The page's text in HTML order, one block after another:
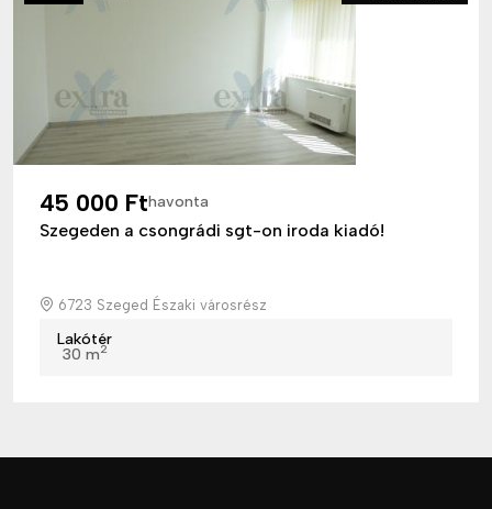
45 000 Fthavonta
Szegeden a csongrádi sgt-on iroda kiadó!
6723 Szeged Északi városrész
Lakótér
30 m2